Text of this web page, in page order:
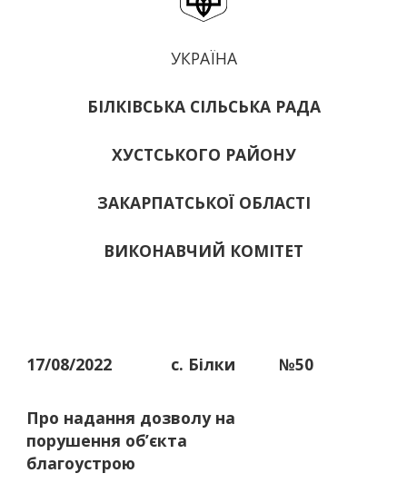
УКРАЇНА
БІЛКІВСЬКА СІЛЬСЬКА РАДА
ХУСТСЬКОГО РАЙОНУ
ЗАКАРПАТСЬКОЇ ОБЛАСТІ
ВИКОНАВЧИЙ КОМІТЕТ
17/08/2022 с. Білки №50
Про надання дозволу на
порушення об’єкта
благоустрою